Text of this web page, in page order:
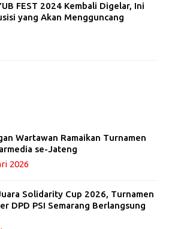
FEST 2024 Kembali Digelar, Ini
yang Akan Mengguncang
Wartawan Ramaikan Turnamen
se-Jateng
2026
Solidarity Cup 2026, Turnamen
DPD PSI Semarang Berlangsung